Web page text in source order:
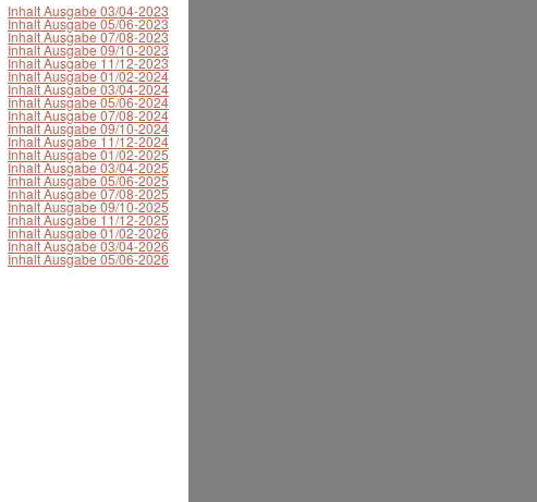
Inhalt Ausgabe 03/04-2023
Inhalt Ausgabe 05/06-2023
Inhalt Ausgabe 07/08-2023
Inhalt Ausgabe 09/10-2023
Inhalt Ausgabe 11/12-2023
Inhalt Ausgabe 01/02-2024
Inhalt Ausgabe 03/04-2024
Inhalt Ausgabe 05/06-2024
Inhalt Ausgabe 07/08-2024
Inhalt Ausgabe 09/10-2024
Inhalt Ausgabe 11/12-2024
Inhalt Ausgabe 01/02-2025
Inhalt Ausgabe 03/04-2025
Inhalt Ausgabe 05/06-2025
Inhalt Ausgabe 07/08-2025
Inhalt Ausgabe 09/10-2025
Inhalt Ausgabe 11/12-2025
Inhalt Ausgabe 01/02-2026
Inhalt Ausgabe 03/04-2026
Inhalt Ausgabe 05/06-2026